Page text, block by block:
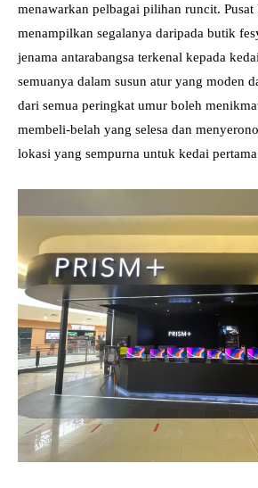
menawarkan pelbagai pilihan runcit.
menampilkan segalanya daripada butik
jenama antarabangsa terkenal kepada
semuanya dalam susun atur yang moden
dari semua peringkat umur boleh
membeli-belah yang selesa dan
lokasi yang sempurna untuk kedai